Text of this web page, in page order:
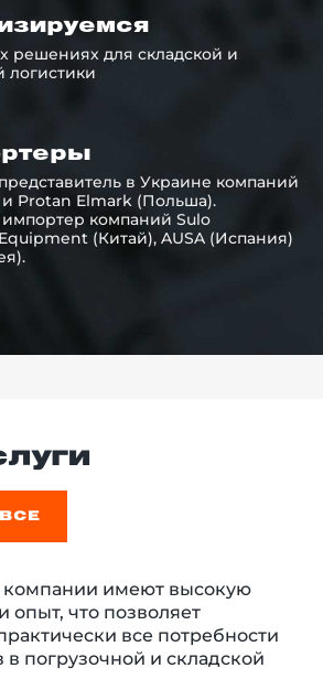
решениях для складской и
в Украине компаний
Protan Elmark (Польша).
компаний Sulo
(Китай), AUSA (Испания)
компании имеют высокую
опыт, что позволяет
все потребности
погрузочной и складской